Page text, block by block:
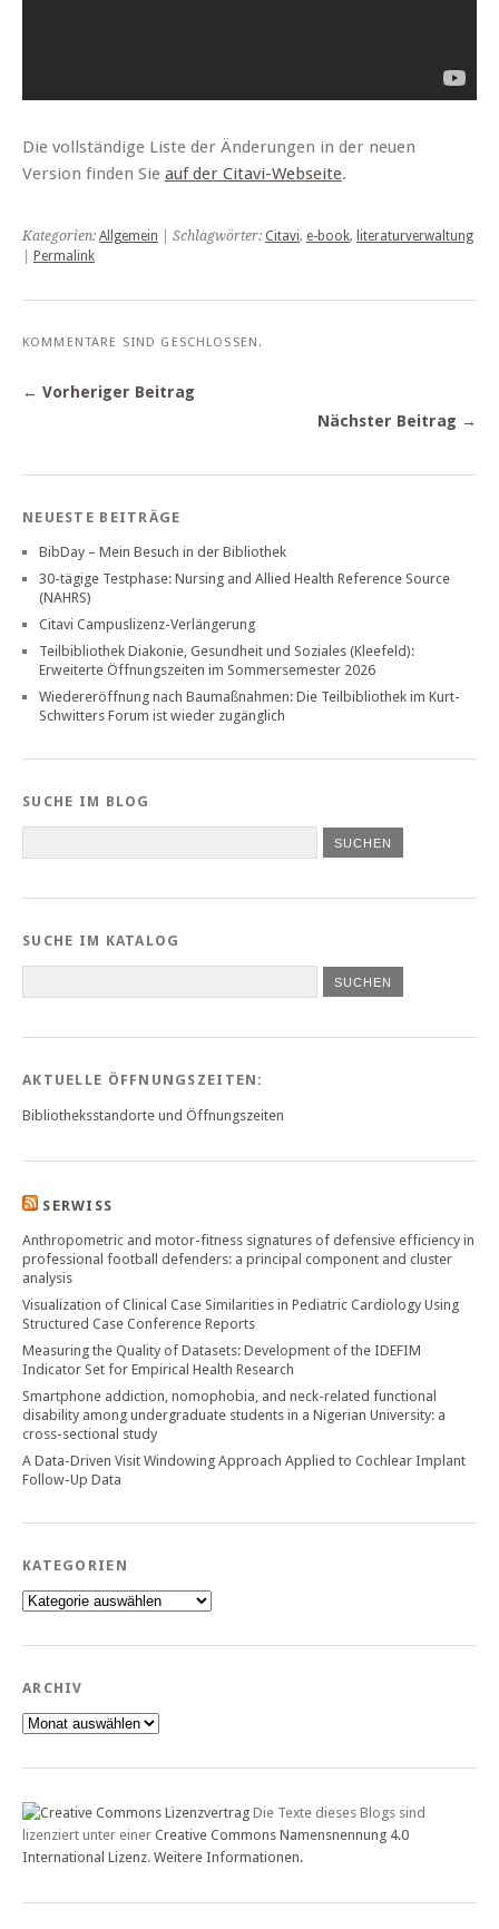
Die vollständige Liste der Änderungen in der neuen
Version finden Sie auf der Citavi-Webseite.
Kategorien: Allgemein | Schlagwörter: Citavi, e-book, literaturverwaltung
Permalink
KOMMENTARE SIND GESCHLOSSEN.
← Vorheriger Beitrag
Nächster Beitrag →
NEUESTE BEITRÄGE
BibDay – Mein Besuch in der Bibliothek
30-tägige Testphase: Nursing and Allied Health Reference Source
(NAHRS)
Citavi Campuslizenz-Verlängerung
Teilbibliothek Diakonie, Gesundheit und Soziales (Kleefeld):
Erweiterte Öffnungszeiten im Sommersemester 2026
Wiedereröffnung nach Baumaßnahmen: Die Teilbibliothek im Kurt-
Schwitters Forum ist wieder zugänglich
SUCHE IM BLOG
SUCHE IM KATALOG
SUCHEN
AKTUELLE ÖFFNUNGSZEITEN:
Bibliotheksstandorte und Öffnungszeiten
SERWISS
Anthropometric and motor-fitness signatures of defensive efficiency in
professional football defenders: a principal component and cluster
analysis
Visualization of Clinical Case Similarities in Pediatric Cardiology Using
Structured Case Conference Reports
Measuring the Quality of Datasets: Development of the IDEFIM
Indicator Set for Empirical Health Research
Smartphone addiction, nomophobia, and neck-related functional
disability among undergraduate students in a Nigerian University: a
cross-sectional study
A Data-Driven Visit Windowing Approach Applied to Cochlear Implant
Follow-Up Data
KATEGORIEN
Kategorien
ARCHIV
Archiv
Die Texte dieses Blogs sind
lizenziert unter einer Creative Commons Namensnennung 4.0
International Lizenz. Weitere Informationen.